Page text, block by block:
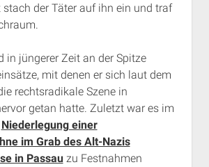
Kontakt & PGP-Key
der Täter auf ihn ein und traf
in jüngerer Zeit an der Spitze
mit denen er sich laut dem
rechtsradikale Szene in
getan hatte. Zuletzt war es im
Niederlegung einer
im Grab des Alt-Nazis
in Passauzu Festnahmen